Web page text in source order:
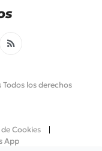
RSS
los derechos
Cookies
App